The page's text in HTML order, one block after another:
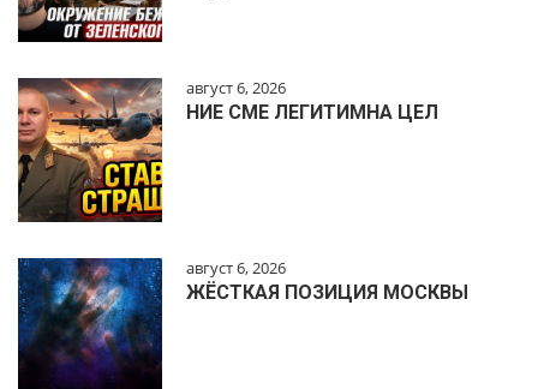
август 6, 2026
НИЕ СМЕ ЛЕГИТИМНА ЦЕЛ
август 6, 2026
ЖЁСТКАЯ ПОЗИЦИЯ МОСКВЫ